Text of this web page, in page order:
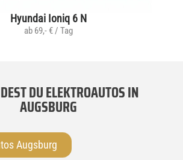
Hyundai Ioniq 6 N
ab 69,- € / Tag
DU ELEKTROAUTOS IN
AUGSBURG
Augsburg